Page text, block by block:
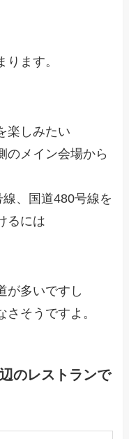
ます。
楽しみたい
のメイン会場から
、国道480号線を
るには
が多いですし
そうですよ。
のレストランで